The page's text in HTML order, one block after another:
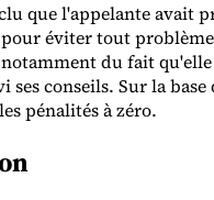
que l'appelante avait
éviter tout problème
du fait
ses conseils. Sur la
pénalités à zéro.